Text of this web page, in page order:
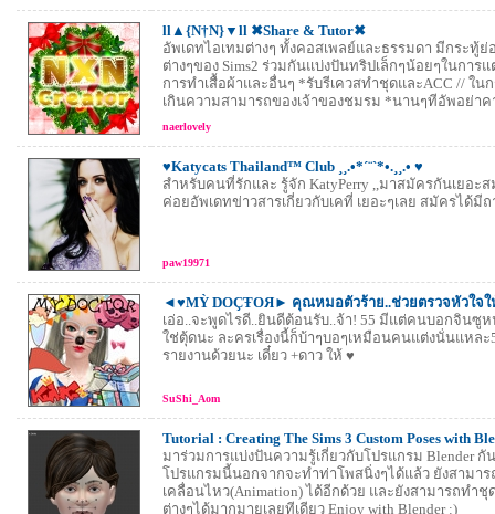
ll▲{N†N}▼ll ✖Share & Tutor✖
อัพเดทไอเทมต่างๆ ทั้งคอสเพลย์และธรรมดา มีกระทู้ย่
ต่างๆของ Sims2 ร่วมกันแบ่งปันทริปเล็กๆน้อยๆในการ
การทำเสื้อผ้าและอื่นๆ *รับรีเควสทำชุดและACC // ใ
เกินความสามารถของเจ้าของชมรม *นานๆทีอัพอย่าค
naerlovely
♥Katycats Thailand™ Club ¸¸.•*´¨`*•.¸¸.• ♥
สำหรับคนที่รักและ รู้จัก KatyPerry ,,มาสมัครกันเยอะ
ค่อยอัพเดทข่าวสารเกี่ยวกับเคที่ เยอะๆเลย สมัครได้มีถ
paw19971
◄♥MỲ DOÇŦOЯ► คุณหมอตัวร้าย..ช่วยตรวจหัวใจ
เอ่อ..จะพูดไรดี..ยินดีต้อนรับ..จ้า! 55 มีแต่คนบอกจินซู
ใช่ตุ้ดนะ ละครเรื่องนี้ก็บ้าๆบอๆเหมือนคนแต่งนั่นแหละ
รายงานด้วยนะ เดี๋ยว +ดาว ให้ ♥
SuShi_Aom
Tutorial : Creating The Sims 3 Custom Poses with
มาร่วมการแบ่งปันความรู้เกี่ยวกับโปรแกรม Blender กัน
โปรแกรมนี้นอกจากจะทำท่าโพสนิ่งๆได้แล้ว ยังสามา
เคลื่อนไหว(Animation) ได้อีกด้วย และยังสามารถทำชุ
ต่างๆได้มากมายเลยทีเดียว Enjoy with Blender :)